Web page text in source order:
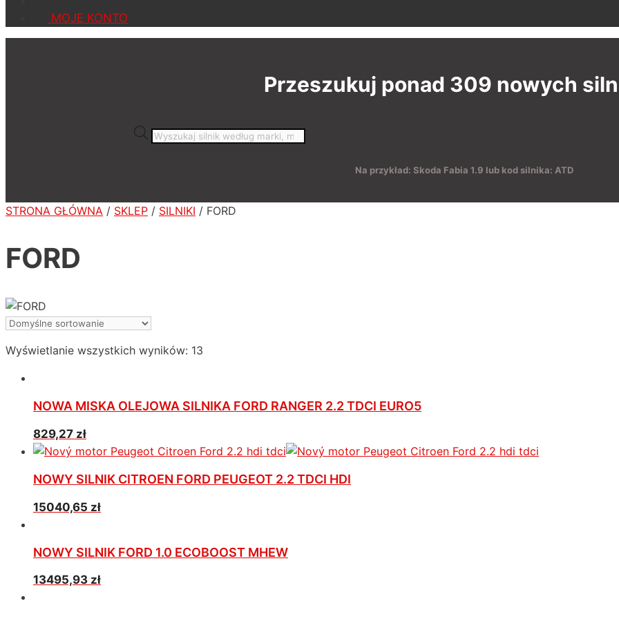
MOJE KONTO
Przeszukuj ponad 309 nowych
Wyszukiwarka
Na przykład: Skoda Fabia 1.9 lub kod silnika: ATD
STRONA GŁÓWNA / SKLEP / SILNIKI / FORD
FORD
Wyświetlanie wszystkich wyników: 13
NOWA MISKA OLEJOWA SILNIKA FORD RANGER 2.2 TDCI EURO5
829,27 zł
NOWY SILNIK CITROEN FORD PEUGEOT 2.2 TDCI HDI
15040,65 zł
NOWY SILNIK FORD 1.0 ECOBOOST MHEW
13495,93 zł